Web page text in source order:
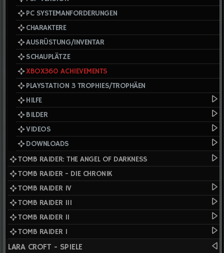
PC SYSTEMANFORDERUNGEN
CHARAKTERE
AUSRÜSTUNG/INVENTAR
SCHAUPLÄTZE
XBOX360 ACHIEVEMENTS
PLAYSTATION 3 TROPHIES/TROPHÄEN
HILFE
BILDER
VIDEOS
DOWNLOADS
TOMB RAIDER: THE ANGEL OF DARKNESS
TOMB RAIDER - DIE CHRONIK
TOMB RAIDER IV
TOMB RAIDER III
TOMB RAIDER II
TOMB RAIDER I
LARA CROFT - SPIELE